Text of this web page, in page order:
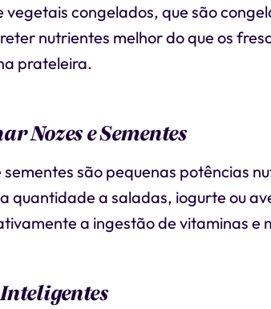
vegetais congelados, que são
nutrientes melhor do que os
prateleira.
Nozes e Sementes
sementes são pequenas potências
quantidade a saladas, iogurte ou
a ingestão de vitaminas e